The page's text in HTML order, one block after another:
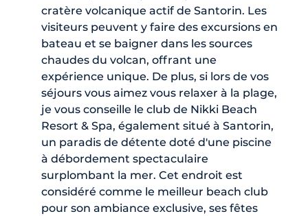
cratère volcanique actif de Santorin. Les
visiteurs peuvent y faire des excursions en
bateau et se baigner dans les sources
chaudes du volcan, offrant une
expérience unique. De plus, si lors de vos
séjours vous aimez vous relaxer à la plage,
je vous conseille le club de Nikki Beach
Resort & Spa, également situé à Santorin,
un paradis de détente doté d'une piscine
à débordement spectaculaire
surplombant la mer. Cet endroit est
considéré comme le meilleur beach club
pour son ambiance exclusive, ses fêtes